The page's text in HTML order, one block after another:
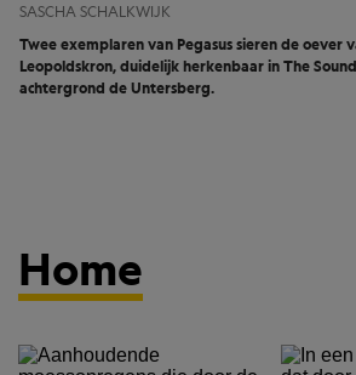
SASCHA SCHALKWIJK
Twee exemplaren van Pegasus sieren de oever
Leopoldskron, duidelijk herkenbaar in The
achtergrond de Untersberg.
Home